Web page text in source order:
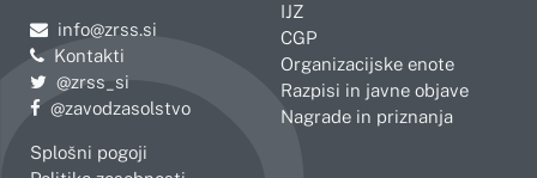
Pošljite e-mail na
info@zrss.si
Kontakti
Pojdite na Twitter:
@zrss_si
Pojdite na Facebook:
@zavodzasolstvo
Splošni pogoji
IJZ
CGP
Organizacijske enote
Razpisi in javne objave
Nagrade in priznanja